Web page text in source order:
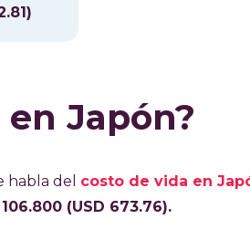
Japón?
habla del costo de vida en
(USD 673.76).